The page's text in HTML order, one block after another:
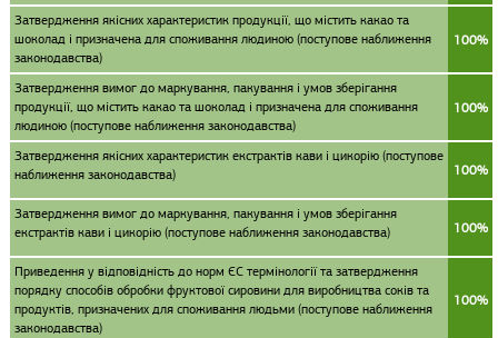
Затвердження якісних характеристик продукції, що містить какао та
шоколад і призначена для споживання людиною (поступове наближення
законодавства)
100%
Затвердження вимог до маркування, пакування і умов зберігання
продукції, що містить какао та шоколад і призначена для споживання
людиною (поступове наближення законодавства)
100%
Затвердження якісних характеристик екстрактів кави і цикорію (поступове
наближення законодавства)
100%
Затвердження вимог до маркування, пакування і умов зберігання
екстрактів кави і цикорію (поступове наближення законодавства)
100%
Приведення у відповідність до норм ЄС термінології та затвердження
порядку способів обробки фруктової сировини для виробництва соків та
продуктів, призначених для споживання людьми (поступове наближення
законодавства)
100%